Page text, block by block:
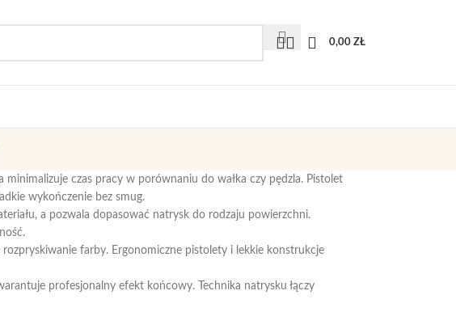
0,00 ZŁ
czas pracy w porównaniu do wałka czy pędzla. Pistolet
wykończenie bez smug.
a pozwala dopasować natrysk do rodzaju powierzchni.
farby. Ergonomiczne pistolety i lekkie konstrukcje
profesjonalny efekt końcowy. Technika natrysku łączy